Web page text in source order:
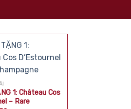
1: Château Cos
– Rare